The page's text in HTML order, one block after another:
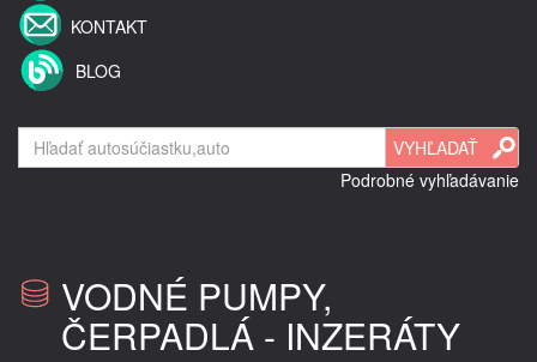
KONTAKT
BLOG
Podrobné vyhľadávanie
VODNÉ PUMPY,
ČERPADLÁ - INZERÁTY